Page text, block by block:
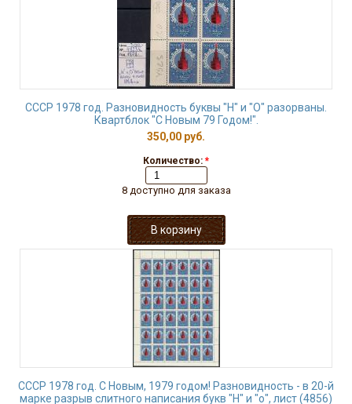
СССР 1978 год. Разновидность буквы "Н" и "О" разорваны.
Квартблок "С Новым 79 Годом!".
350,00 руб.
Количество: *
8 доступно для заказа
СССР 1978 год. С Новым, 1979 годом! Разновидность - в 20-й
марке разрыв слитного написания букв "Н" и "о", лист (4856)